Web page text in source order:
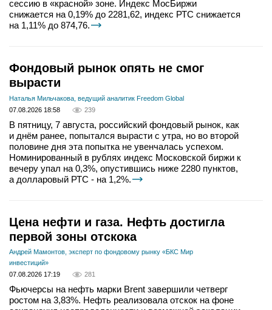
сессию в «красной» зоне. Индекс МосБиржи
снижается на 0,19% до 2281,62, индекс РТС снижается
на 1,11% до 874,76.
Фондовый рынок опять не смог
вырасти
Наталья Мильчакова, ведущий аналитик Freedom Global
07.08.2026 18:58
239
В пятницу, 7 августа, российский фондовый рынок, как
и днём ранее, попытался вырасти с утра, но во второй
половине дня эта попытка не увенчалась успехом.
Номинированный в рублях индекс Московской биржи к
вечеру упал на 0,3%, опустившись ниже 2280 пунктов,
а долларовый РТС - на 1,2%.
Цена нефти и газа. Нефть достигла
первой зоны отскока
Андрей Мамонтов, эксперт по фондовому рынку «БКС Мир
инвестиций»
07.08.2026 17:19
281
Фьючерсы на нефть марки Brent завершили четверг
ростом на 3,83%. Нефть реализовала отскок на фоне